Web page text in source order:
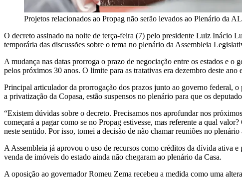
Projetos relacionados ao Propag não serão levados ao Plenário da
O decreto assinado na noite de terça-feira (7) pelo presidente Luiz Inácio
temporária das discussões sobre o tema no plenário da Assembleia
A mudança nas datas prorroga o prazo de negociação entre os estados e
pelos próximos 30 anos. O limite para as tratativas era dezembro deste ano
Principal articulador da prorrogação dos prazos junto ao governo federal,
a privatização da Copasa, estão suspensos no plenário para que os
“Existem dúvidas sobre o decreto. Precisamos nos aprofundar nos
começará a pagar como se no Propag estivesse, mas referente a qual
neste sentido. Por isso, tomei a decisão de não chamar reuniões no
A Assembleia já aprovou o uso de recursos como créditos da dívida ativa
venda de imóveis do estado ainda não chegaram ao plenário da Casa.
A oposição ao governador Romeu Zema recebeu a medida como uma